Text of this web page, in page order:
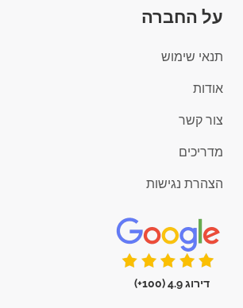
על החברה
תנאי שימוש
אודות
צור קשר
מדריכים
הצהרת נגישות
דירוג 4.9 (100+)